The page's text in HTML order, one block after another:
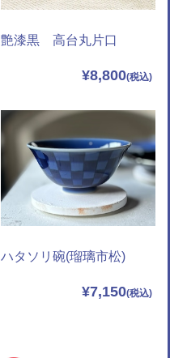
艶漆黒 高台丸片口
¥8,800
ハタソリ碗(瑠璃市松)
¥7,150